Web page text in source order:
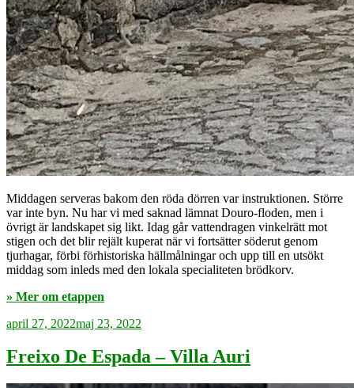
Middagen serveras bakom den röda dörren var instruktionen. Större
var inte byn. Nu har vi med saknad lämnat Douro-floden, men i
övrigt är landskapet sig likt. Idag går vattendragen vinkelrätt mot
stigen och det blir rejält kuperat när vi fortsätter söderut genom
tjurhagar, förbi förhistoriska hällmålningar och upp till en utsökt
middag som inleds med den lokala specialiteten brödkorv.
» Mer om etappen
Publicerat
april 27, 2022maj 23, 2022
Freixo De Espada – Villa Auri